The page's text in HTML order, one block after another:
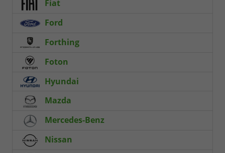
Fiat
Ford
Forthing
Foton
Hyundai
Mazda
Mercedes-Benz
Nissan